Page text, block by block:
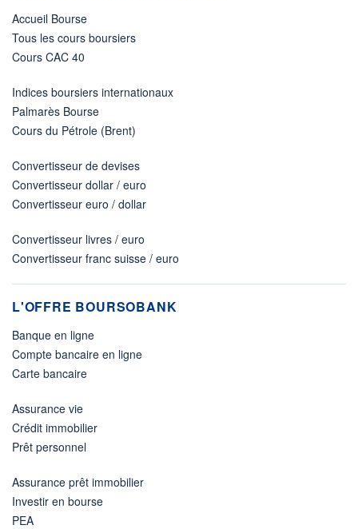
Accueil Bourse
Tous les cours boursiers
Cours CAC 40
Indices boursiers internationaux
Palmarès Bourse
Cours du Pétrole (Brent)
Convertisseur de devises
Convertisseur dollar / euro
Convertisseur euro / dollar
Convertisseur livres / euro
Convertisseur franc suisse / euro
L'OFFRE BOURSOBANK
Banque en ligne
Compte bancaire en ligne
Carte bancaire
Assurance vie
Crédit immobilier
Prêt personnel
Assurance prêt immobilier
Investir en bourse
PEA